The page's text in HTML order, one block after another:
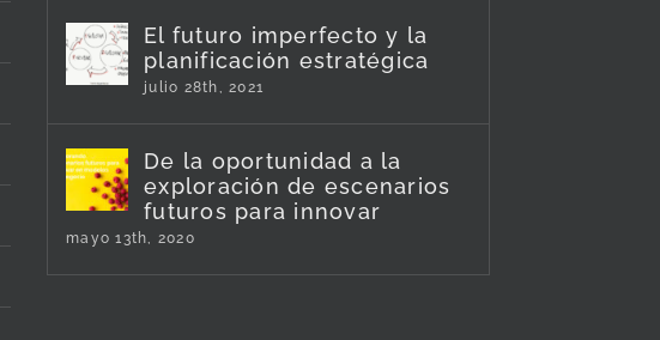
El futuro imperfecto y la
planificación estratégica
julio 28th, 2021
De la oportunidad a la
exploración de escenarios
futuros para innovar
mayo 13th, 2020